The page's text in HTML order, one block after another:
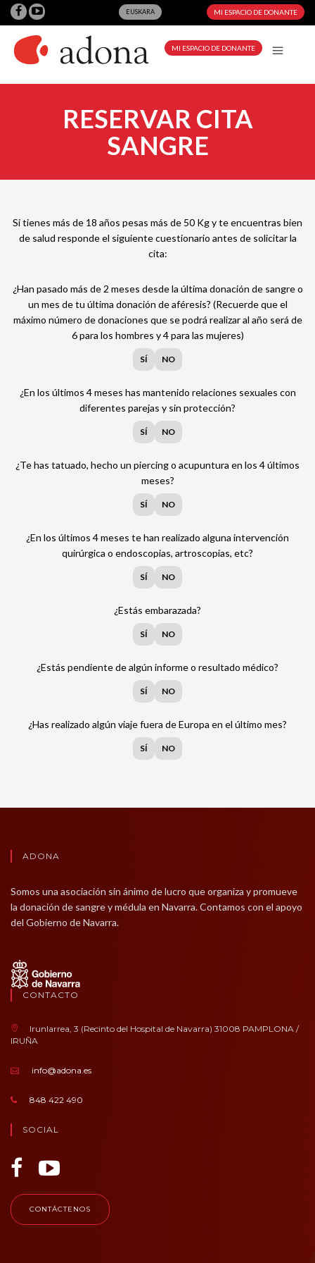
EUSKARA MI ESPACIO DE DONANTE
MI ESPACIO DE DONANTE
RESERVAR CITA
SANGRE
Si tienes más de 18 años pesas más de 50 Kg y te encuentras bien
de salud responde el siguiente cuestionario antes de solicitar la
cita:
¿Han pasado más de 2 meses desde la última donación de sangre o
un mes de tu última donación de aféresis? (Recuerde que el
máximo número de donaciones que se podrá realizar al año será de
6 para los hombres y 4 para las mujeres)
SÍ NO
¿En los últimos 4 meses has mantenido relaciones sexuales con
diferentes parejas y sin protección?
SÍ NO
¿Te has tatuado, hecho un piercing o acupuntura en los 4 últimos
meses?
SÍ NO
¿En los últimos 4 meses te han realizado alguna intervención
quirúrgica o endoscopias, artroscopias, etc?
SÍ NO
¿Estás embarazada?
SÍ NO
¿Estás pendiente de algún informe o resultado médico?
SÍ NO
¿Has realizado algún viaje fuera de Europa en el último mes?
SÍ NO
ADONA
Somos una asociación sin ánimo de lucro que organiza y promueve
la donación de sangre y médula en Navarra. Contamos con el apoyo
del Gobierno de Navarra.
CONTACTO
Irunlarrea, 3 (Recinto del Hospital de Navarra) 31008 PAMPLONA /
IRUÑA
info@adona.es
848 422 490
SOCIAL
CONTÁCTENOS